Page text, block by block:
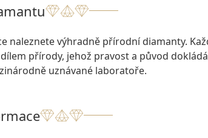
naleznete výhradně přírodní diamanty.
přírody, jehož pravost a původ
uznávané laboratoře.